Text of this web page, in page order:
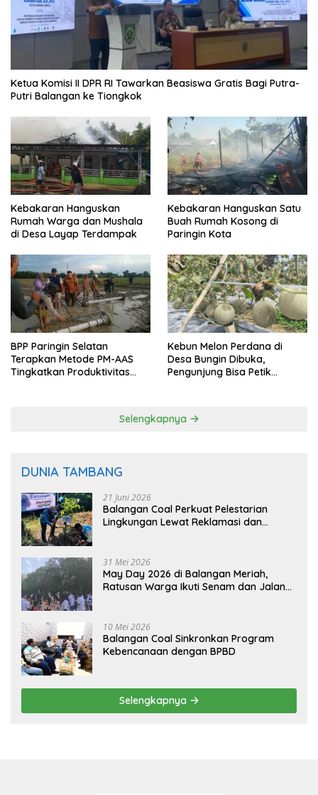
Ketua Komisi II DPR RI Tawarkan Beasiswa Gratis Bagi Putra-
Putri Balangan ke Tiongkok
Kebakaran Hanguskan
Rumah Warga dan Mushala
di Desa Layap Terdampak
Kebakaran Hanguskan Satu
Buah Rumah Kosong di
Paringin Kota
BPP Paringin Selatan
Terapkan Metode PM-AAS
Tingkatkan Produktivitas
Kebun Melon Perdana di
Desa Bungin Dibuka,
Pengunjung Bisa Petik
Selengkapnya
DUNIA TAMBANG
21 Juni 2026
Balangan Coal Perkuat Pelestarian
Lingkungan Lewat Reklamasi dan
31 Mei 2026
May Day 2026 di Balangan Meriah,
Ratusan Warga Ikuti Senam dan Jalan
10 Mei 2026
Balangan Coal Sinkronkan Program
Kebencanaan dengan BPBD
Selengkapnya